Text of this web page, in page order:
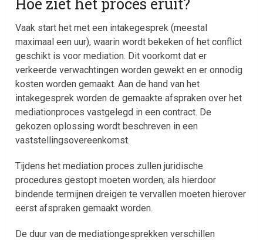
Vaak start het met een intakegesprek (meestal
maximaal een uur), waarin wordt bekeken of het conflict
geschikt is voor mediation. Dit voorkomt dat er
verkeerde verwachtingen worden gewekt en er onnodig
kosten worden gemaakt. Aan de hand van het
intakegesprek worden de gemaakte afspraken over het
mediationproces vastgelegd in een contract. De
gekozen oplossing wordt beschreven in een
vaststellingsovereenkomst.
Tijdens het mediation proces zullen juridische
procedures gestopt moeten worden; als hierdoor
bindende termijnen dreigen te vervallen moeten hierover
eerst afspraken gemaakt worden.
De duur van de mediationgesprekken verschillen